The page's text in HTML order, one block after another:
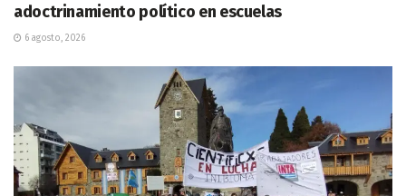
adoctrinamiento político en escuelas
6 agosto, 2026